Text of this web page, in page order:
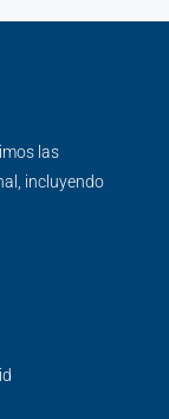
las
incluyendo